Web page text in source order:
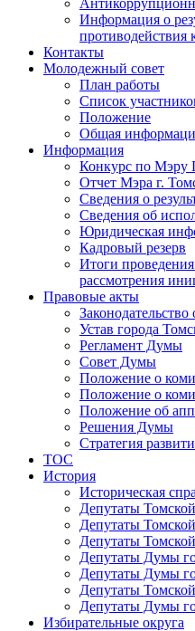
Информация о
противодействия
Контакты
Молодежный совет
План работы
Список
Положение
Общая
Информация
Конкурс по Мэру
Отчет Мэра г.
Сведения о
Сведения об
Юридическая
Кадровый резерв
Итоги
рассмотрения
Правовые акты
Устав города
Регламент Думы
Совет Думы
Положение о
Положение о
Положение об
Решения Думы
Стратегия
ТОС
История
Историческая
Депутаты
Депутаты
Депутаты
Депутаты Думы
Депутаты Думы
Депутаты
Депутаты Думы
Избирательные округа